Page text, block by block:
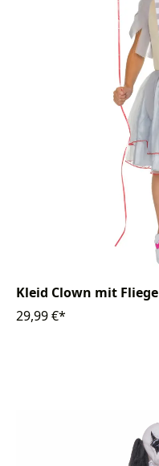
Kleid Clown mit Fliege
29,99 €*